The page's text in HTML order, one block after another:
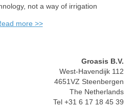
not a way of irrigation
more >>
Groasis B.V.
West-Havendijk 112
4651VZ Steenbergen
The Netherlands
Tel +31 6 17 18 45 39